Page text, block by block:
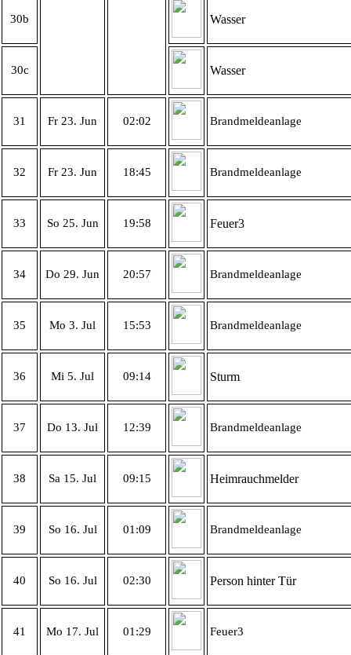
30b Wasser
30c Wasser
31 Fr 23. Jun 02:02 Brandmeldeanlage
32 Fr 23. Jun 18:45 Brandmeldeanlage
33 So 25. Jun 19:58 Feuer3
34 Do 29. Jun 20:57 Brandmeldeanlage
35 Mo 3. Jul 15:53 Brandmeldeanlage
36 Mi 5. Jul 09:14 Sturm
37 Do 13. Jul 12:39 Brandmeldeanlage
38 Sa 15. Jul 09:15 Heimrauchmelder
39 So 16. Jul 01:09 Brandmeldeanlage
40 So 16. Jul 02:30 Person hinter Tür
41 Mo 17. Jul 01:29 Feuer3